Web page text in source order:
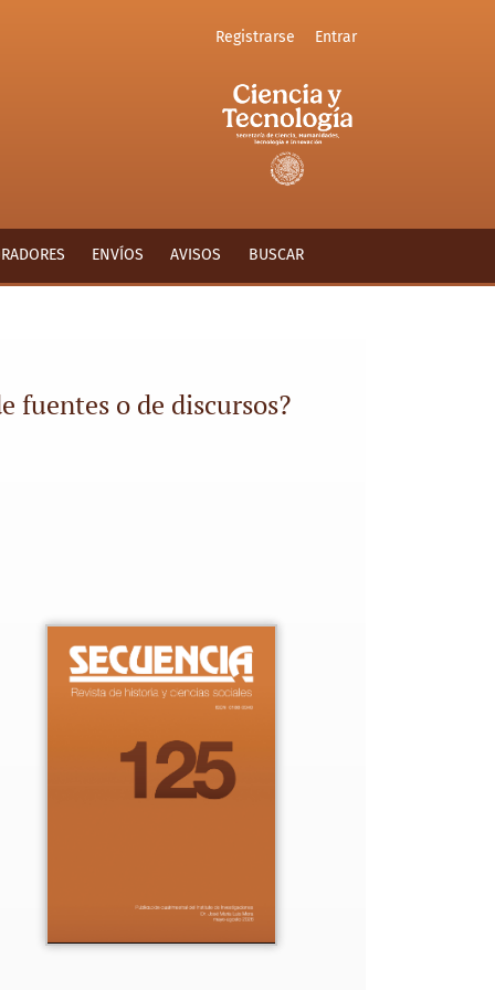
Registrarse Entrar
ENVÍOS AVISOS BUSCAR
fuentes o de discursos?